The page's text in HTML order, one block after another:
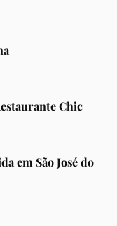
Chic
em São José do